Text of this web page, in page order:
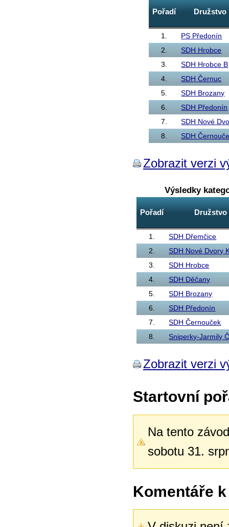
Pořadí Družstvo
1.
PS Předonín
2.
SDH Hrobce
3.
SDH Hrobce B
4.
SDH Černuc
5.
SDH Brozany
6.
SDH Předonín
7.
SDH Nové
8.
SDH
Zobrazit verzi
Výsledky
Pořadí Družstvo
1.
SDH Dřemčice
2.
SDH Nové Dvory
3.
SDH Hrobce
4.
SDH Děčany
5.
SDH Brozany
6.
SDH Předonín
7.
SDH Černouček
8.
Sniperky-Jarmily
Zobrazit verzi
Startovní
Na tento
sobotu 31.
Komentáře